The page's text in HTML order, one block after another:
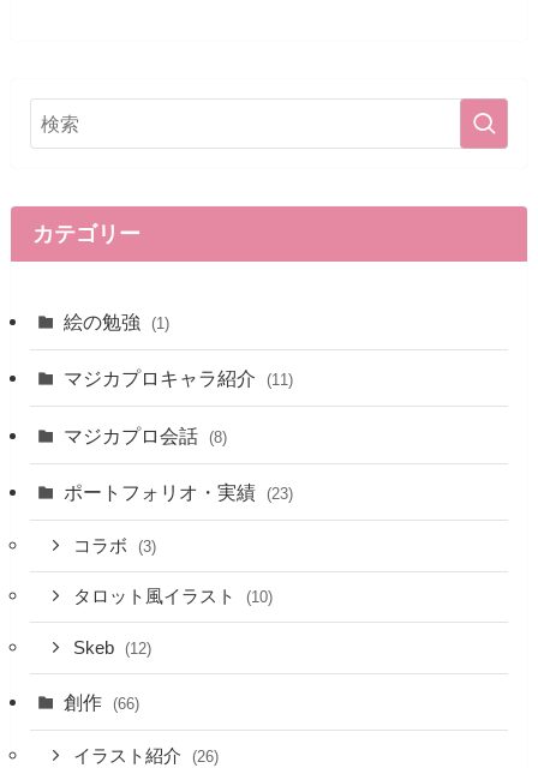
カテゴリー
絵の勉強 (1)
マジカプロキャラ紹介 (11)
マジカプロ会話 (8)
ポートフォリオ・実績 (23)
コラボ (3)
タロット風イラスト (10)
Skeb (12)
創作 (66)
イラスト紹介 (26)